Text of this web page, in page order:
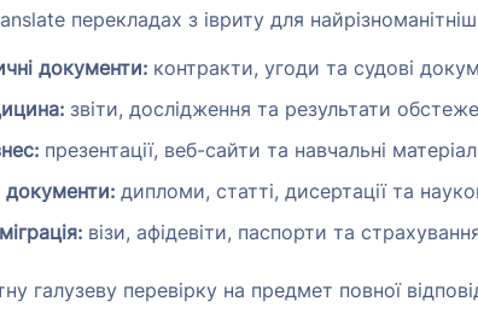
перекладах з івриту для
документи:контракти, угоди та судові
звіти, дослідження та результати
презентації, веб-сайти та навчальні
документи:дипломи, статті, дисертації та
візи, афідевіти, паспорти та
галузеву перевірку на предмет повної